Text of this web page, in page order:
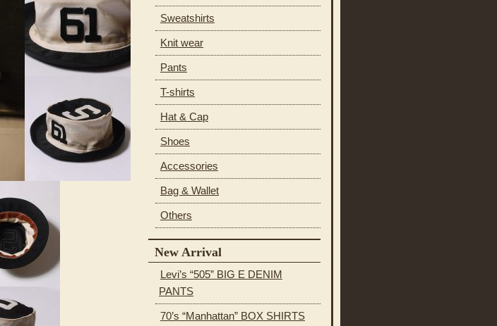
Sweatshirts
Knit wear
Pants
T-shirts
Hat & Cap
Shoes
Accessories
Bag & Wallet
Others
New Arrival
Levi’s “505” BIG E DENIM
PANTS
70’s “Manhattan” BOX SHIRTS